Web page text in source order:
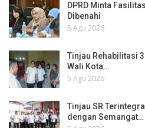
DPRD Minta
Dibenahi
5 Agu 2026
Tinjau Rehabilitasi
Wali Kota…
5 Agu 2026
Tinjau SR
dengan Semangat…